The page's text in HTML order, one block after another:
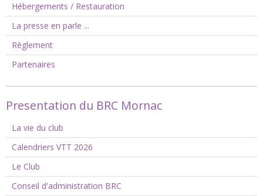
Hébergements / Restauration
La presse en parle ...
Règlement
Partenaires
Presentation du BRC Mornac
La vie du club
Calendriers VTT 2026
Le Club
Conseil d'administration BRC